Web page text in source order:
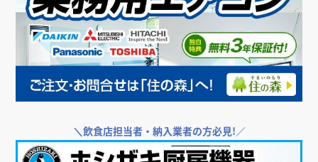
＼飲食店担当者・納入業者の方必見!／